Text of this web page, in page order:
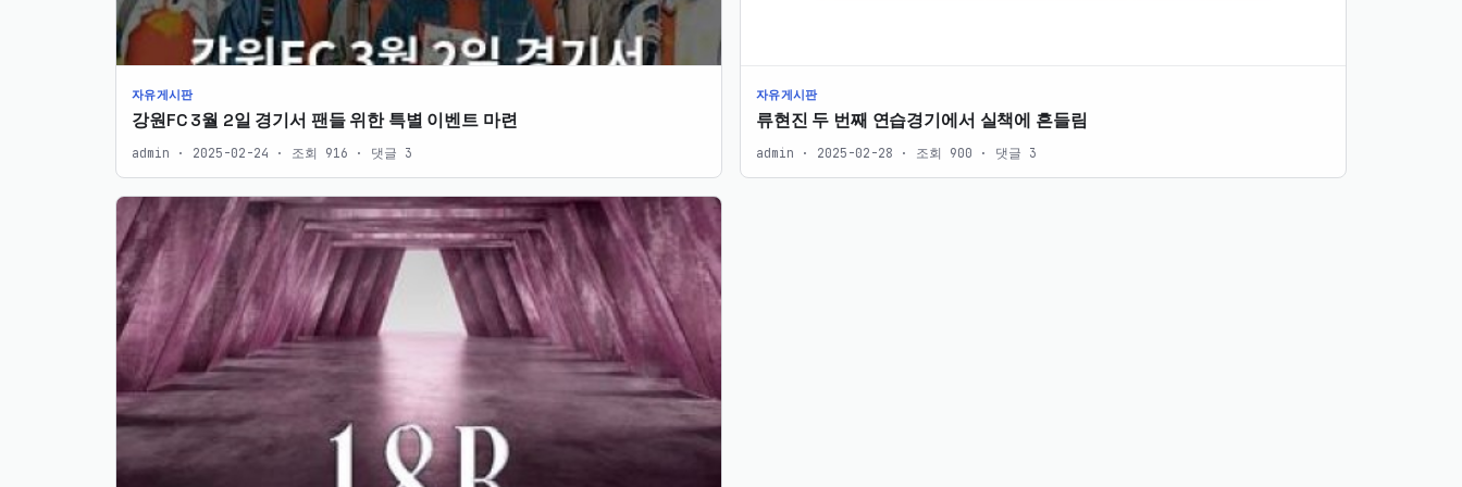
자유게시판
강원FC 3월 2일 경기서 팬들 위한 특별 이벤트 마련
admin · 2025-02-24 · 조회 916 · 댓글 3
자유게시판
류현진 두 번째 연습경기에서 실책에 흔들림
admin · 2025-02-28 · 조회 900 · 댓글 3